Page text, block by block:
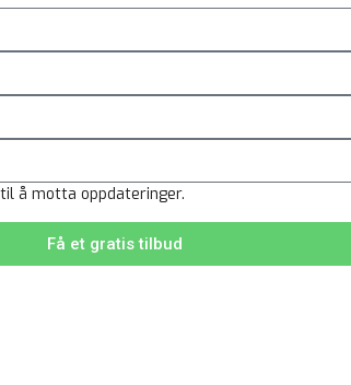
å motta oppdateringer.
Få et gratis tilbud